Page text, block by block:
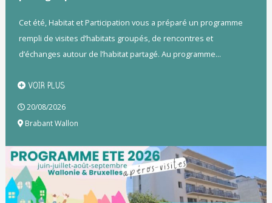
Cet été, Habitat et Participation vous a préparé un programme
rempli de visites d’habitats groupés, de rencontres et
d’échanges autour de l’habitat partagé. Au programme...
VOIR PLUS
20/08/2026
Brabant Wallon